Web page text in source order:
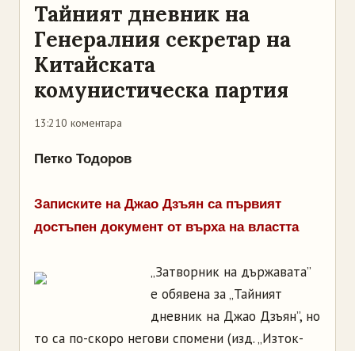
Тайният дневник на
Генералния секретар на
Китайската
комунистическа партия
13:210 коментара
Петко Тодоров
Записките на Джао Дзъян са първият
достъпен документ от върха на властта
„Затворник на държавата”
е обявена за „Тайният
дневник на Джао Дзъян”, но
то са по-скоро негови спомени (изд. „Изток-